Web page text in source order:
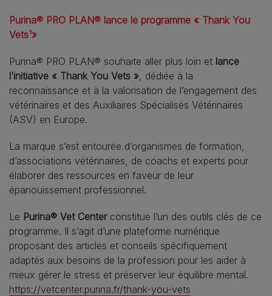
Purina® PRO PLAN® lance le programme « Thank You
Vets¹»
Purina® PRO PLAN® souhaite aller plus loin et lance
l’initiative « Thank You Vets » , dédiée à la
reconnaissance et à la valorisation de l’engagement des
vétérinaires et des Auxiliaires Spécialisés Vétérinaires
(ASV) en Europe.
La marque s’est entourée d’organismes de formation,
d’associations vétérinaires, de coachs et experts pour
élaborer des ressources en faveur de leur
épanouissement professionnel.
Le Purina® Vet Centerconstitue l’un des outils clés de ce
programme. Il s’agit d’une plateforme numérique
proposant des articles et conseils spécifiquement
adaptés aux besoins de la profession pour les aider à
mieux gérer le stress et préserver leur équilibre mental.
https://vetcenter.purina.fr/thank-you-vets